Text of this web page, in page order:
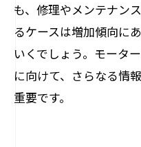
も、修理やメンテナン
るケースは増加傾向に
いくでしょう。モータ
に向けて、さらなる情
重要です。